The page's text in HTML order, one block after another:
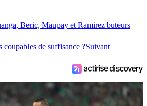
Beric, Maupay et Ramirez buteurs
de suffisance ?Suivant